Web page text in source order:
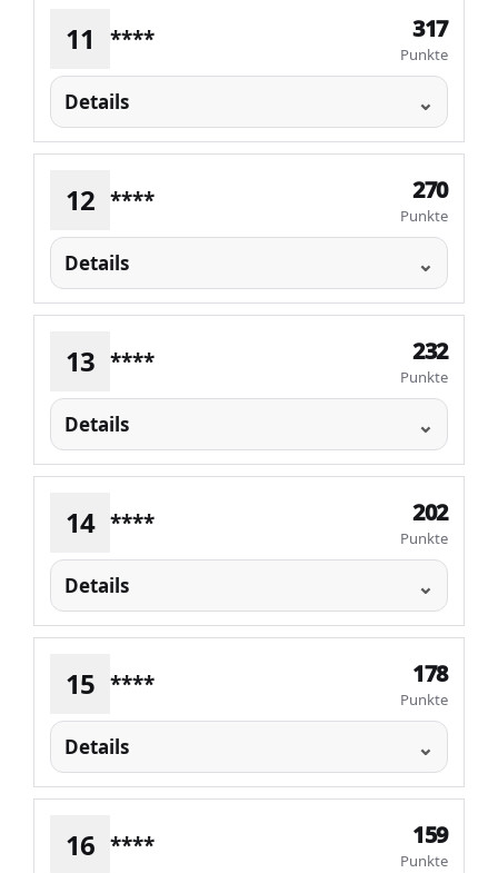
11 **** 317
Punkte
Details
12 **** 270
Punkte
Details
13 **** 232
Punkte
Details
14 **** 202
Punkte
Details
15 **** 178
Punkte
Details
16 **** 159
Punkte